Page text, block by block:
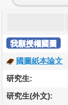
我願授權國圖
國圖紙本論文
研究生:
研究生(外文):